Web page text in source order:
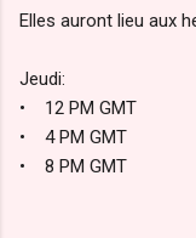
Elles auront lieu aux
Jeudi:
• 12 PM GMT
• 4 PM GMT
• 8 PM GMT